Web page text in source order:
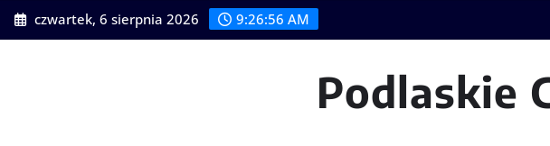
Skip
to
czwartek, 6 sierpnia 2026 9:26:57 AM
Podlaskie